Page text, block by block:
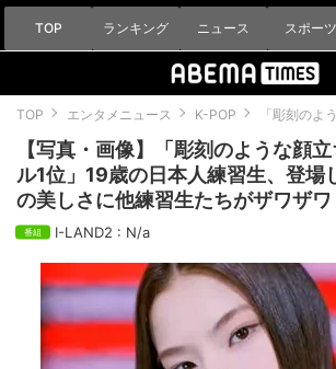
TOP ランキング ニュース スポーツ
TOP エンタメニュース K-POP 「彫刻のよ
【写真・画像】「彫刻のような顔
ル1位」19歳の日本人練習生、登場
の美しさに他練習生たちがザワザワ
I-LAND2 : N/a